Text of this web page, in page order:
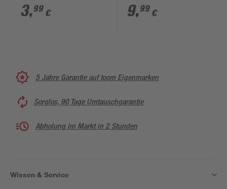
blau/grau Größe
10/XL
3,99 € 9,99 €
5 Jahre Garantie auf toom Eigenmarken
Sorglos, 90 Tage Umtauschgarantie
Abholung im Markt in 2 Stunden
Wissen & Service